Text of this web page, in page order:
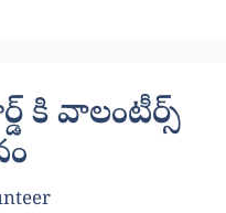
కి వాలంటీర్స్